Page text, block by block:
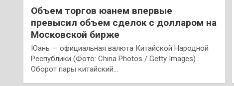
Объем торгов юанем впервые
превысил объем сделок с долларом на
Московской бирже
Юань — официальная валюта Китайской Народной
Республики (Фото: China Photos / Getty Images)
Оборот пары китайский…